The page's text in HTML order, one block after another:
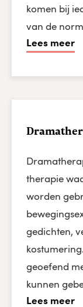
komen bij
van de
Lees meer
therapie
worden
gedichten,
geoefend
kunnen
Lees meer